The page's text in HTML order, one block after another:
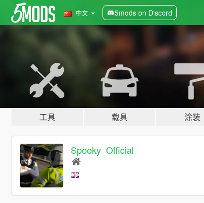
中文 5mods on Discord
工具 载具 涂装
Spooky_Official